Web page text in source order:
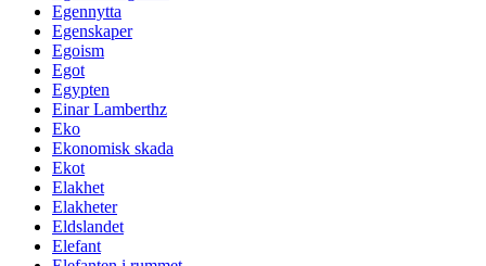
Egennytta
Egenskaper
Egoism
Egot
Egypten
Einar Lamberthz
Eko
Ekonomisk skada
Ekot
Elakhet
Elakheter
Eldslandet
Elefant